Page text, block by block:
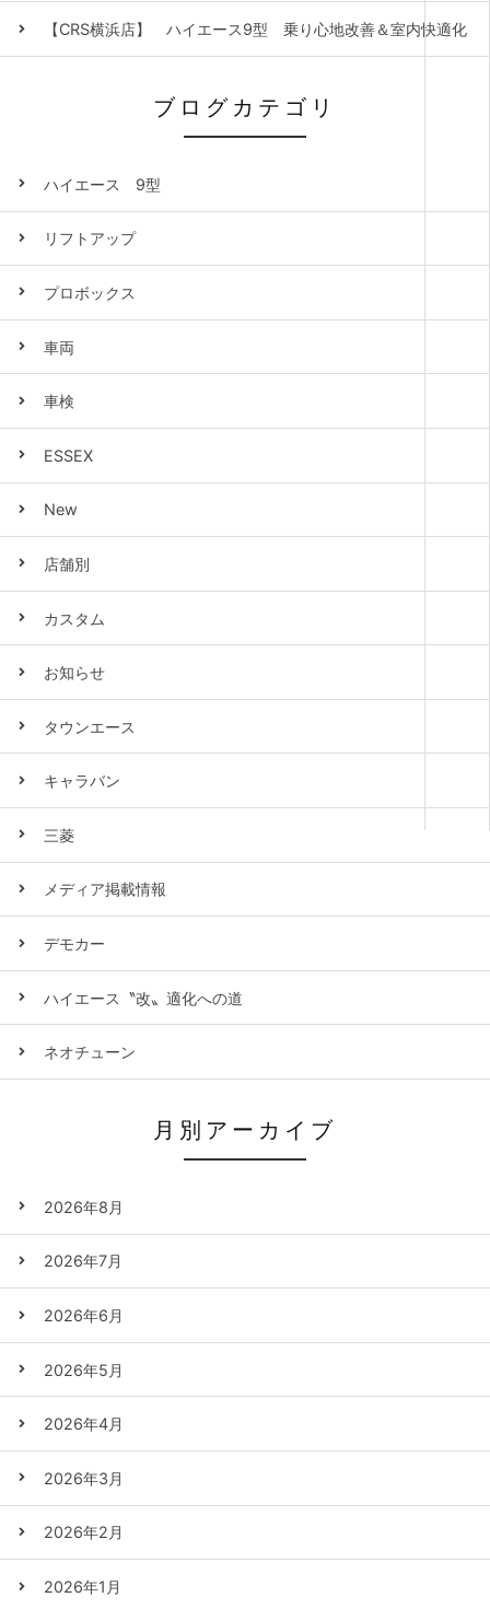
【CRS横浜店】 ハイエース9型 乗り心地改善＆室内快適化
ブログカテゴリ
ハイエース 9型
リフトアップ
プロボックス
車両
車検
ESSEX
New
店舗別
カスタム
お知らせ
タウンエース
キャラバン
三菱
メディア掲載情報
デモカー
ハイエース〝改〟適化への道
ネオチューン
月別アーカイブ
2026年8月
2026年7月
2026年6月
2026年5月
2026年4月
2026年3月
2026年2月
2026年1月